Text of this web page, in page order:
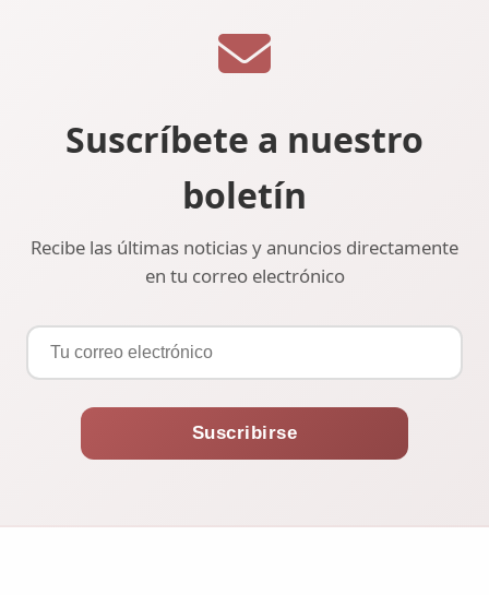
Suscríbete a nuestro
boletín
Recibe las últimas noticias y anuncios directamente
en tu correo electrónico
Suscribirse